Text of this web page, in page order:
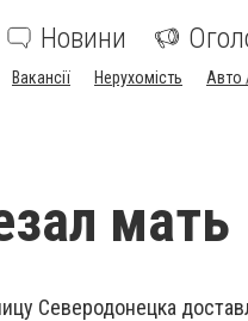
Новини
Вакансії Нерухомість Авто
мать
Северодонецка